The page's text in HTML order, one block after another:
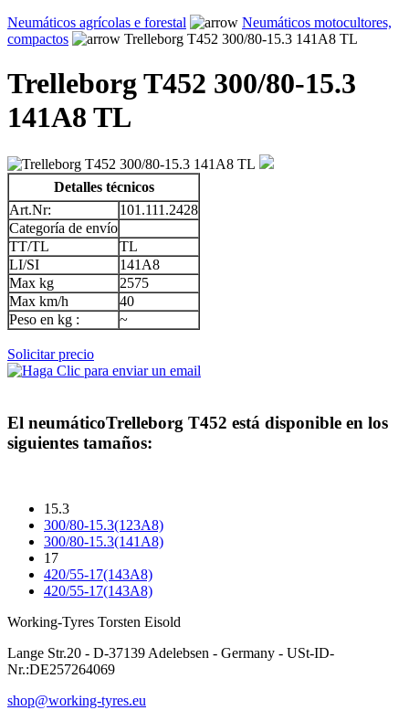
Neumáticos agrícolas e forestal
Neumáticos motocultores,
compactos
Trelleborg T452 300/80-15.3 141A8 TL
Trelleborg T452 300/80-15.3
141A8 TL
Detalles técnicos
Art.Nr:
101.111.2428
Categoría de envío
TT/TL
TL
LI/SI
141A8
Max kg
2575
Max km/h
40
Peso en kg :
~
Solicitar precio
El neumáticoTrelleborg T452 está disponible en los
siguientes tamaños:
15.3
300/80-15.3(123A8)
300/80-15.3(141A8)
17
420/55-17(143A8)
420/55-17(143A8)
Working-Tyres Torsten Eisold
Lange Str.20 - D-37139 Adelebsen - Germany - USt-ID-
Nr.:DE257264069
shop@working-tyres.eu